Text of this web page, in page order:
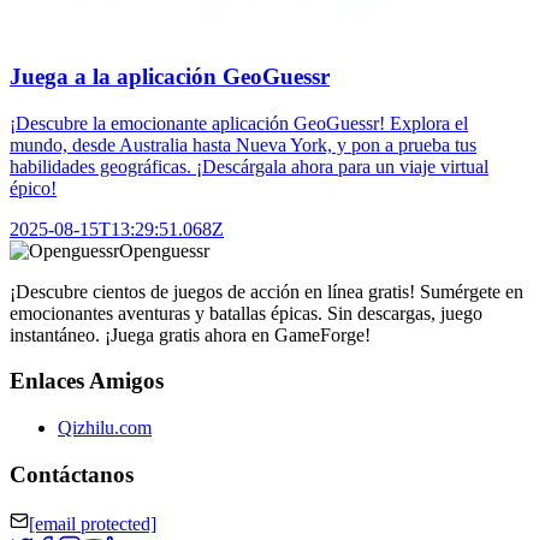
Juega a la aplicación GeoGuessr
¡Descubre la emocionante aplicación GeoGuessr! Explora el
mundo, desde Australia hasta Nueva York, y pon a prueba tus
habilidades geográficas. ¡Descárgala ahora para un viaje virtual
épico!
2025-08-15T13:29:51.068Z
Openguessr
¡Descubre cientos de juegos de acción en línea gratis! Sumérgete en
emocionantes aventuras y batallas épicas. Sin descargas, juego
instantáneo. ¡Juega gratis ahora en GameForge!
Enlaces Amigos
Qizhilu.com
Contáctanos
[email protected]